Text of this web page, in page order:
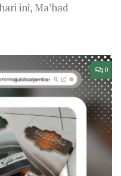
ini, Ma’had
0